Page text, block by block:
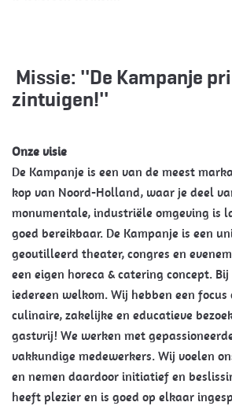
Missie: ''De Kampanje
zintuigen!''
Onze visie
De Kampanje is een van de meest
kop van Noord-Holland, waar je deel
monumentale, industriële omgeving is
goed bereikbaar. De Kampanje is een
geoutilleerd theater, congres en
een eigen horeca & catering concept. Bij
iedereen welkom. Wij hebben een
culinaire, zakelijke en educatieve
gastvrij! We werken met
vakkundige medewerkers. Wij voelen
en nemen daardoor initiatief en
heeft plezier en is goed op elkaar